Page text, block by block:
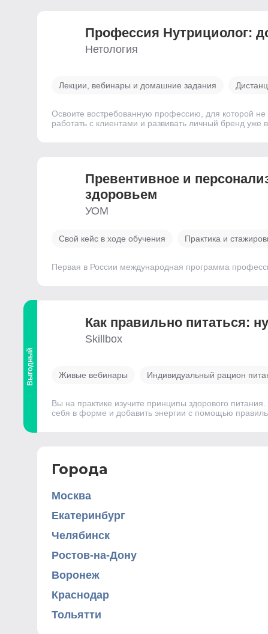
Профессия Нутрициолог:
Нетология
Лекции, вебинары и домашние задания
Освоите востребованную профессию, для которой
работать с клиентами и развивать личный бренд уже
Превентивное и
здоровьем
УОМ
Свой кейс в ходе обучения Практика и
Первая в России международная программа
Выгодный
Как правильно питаться:
Skillbox
Живые вебинары Индивидуальный рацион
Вы на практике изучите принципы здорового
себя в форме и добавить энергии с помощью
Города
Москва
Екатеринбург
Челябинск
Ростов-на-Дону
Воронеж
Краснодар
Тольятти